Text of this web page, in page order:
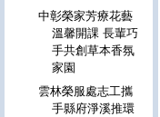
中彰榮家芳療花藝
溫馨開課 長輩巧
手共創草本香氛
家園
雲林榮服處志工攜
手縣府淨溪推環